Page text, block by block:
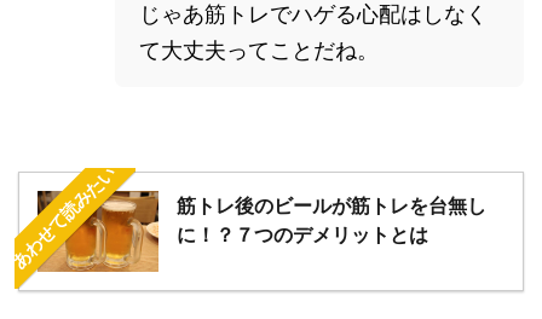
じゃあ筋トレでハゲる心配はしなく
て大丈夫ってことだね。
あわせて読みたい
筋トレ後のビールが筋トレを台無し
に！？７つのデメリットとは